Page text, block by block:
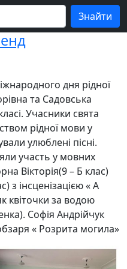
дня рідної
та Садовська
Учасники свята
рідної мови у
улюблені пісні.
участь у мовних
Вікторія(9 – Б клас)
з інсценізацією « А
як квіточки за водою
Софія Андрійчук
« Розрита могила»